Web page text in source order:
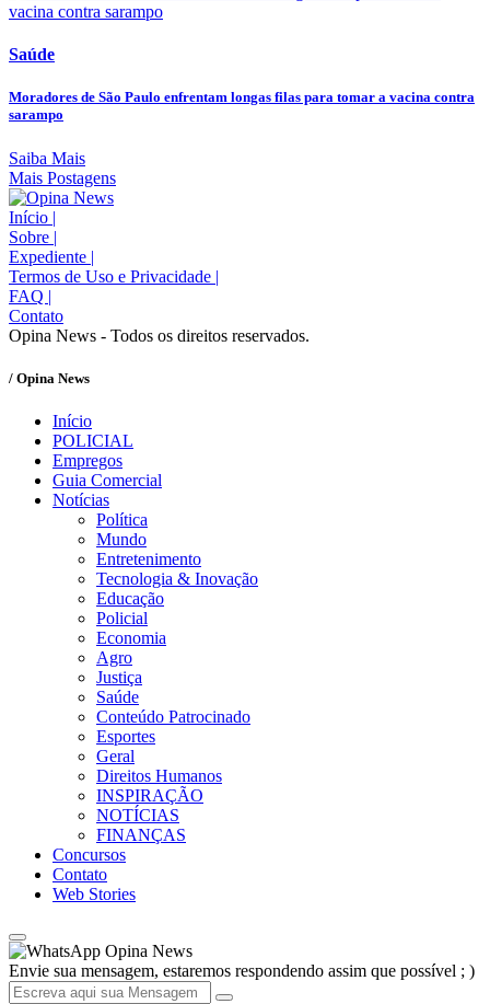
Saúde
Moradores de São Paulo enfrentam longas filas para tomar a vacina contra
sarampo
Saiba Mais
Mais Postagens
Início |
Sobre |
Expediente |
Termos de Uso e Privacidade |
FAQ |
Contato
Opina News - Todos os direitos reservados.
/ Opina News
Início
POLICIAL
Empregos
Guia Comercial
Notícias
Política
Mundo
Entretenimento
Tecnologia & Inovação
Educação
Policial
Economia
Agro
Justiça
Saúde
Conteúdo Patrocinado
Esportes
Geral
Direitos Humanos
INSPIRAÇÃO
NOTÍCIAS
FINANÇAS
Concursos
Contato
Web Stories
Opina News
Envie sua mensagem, estaremos respondendo assim que possível ; )